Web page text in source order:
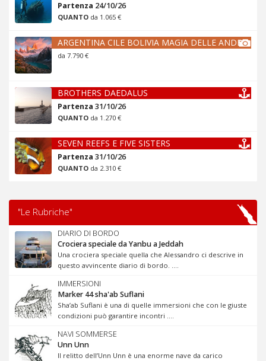
Partenza 24/10/26
QUANTO da 1.065 €
ARGENTINA CILE BOLIVIA MAGIA DELLE ANDE
da 7.790 €
BROTHERS DAEDALUS
Partenza 31/10/26
QUANTO da 1.270 €
SEVEN REEFS E FIVE SISTERS
Partenza 31/10/26
QUANTO da 2.310 €
"Le Rubriche"
DIARIO DI BORDO
Crociera speciale da Yanbu a Jeddah
Una crociera speciale quella che Alessandro ci descrive in
questo avvincente diario di bordo. ....
IMMERSIONI
Marker 44 sha'ab Suflani
Sha’ab Suflani è una di quelle immersioni che con le giuste
condizioni può garantire incontri ....
NAVI SOMMERSE
Unn Unn
Il relitto dell’Unn Unn è una enorme nave da carico